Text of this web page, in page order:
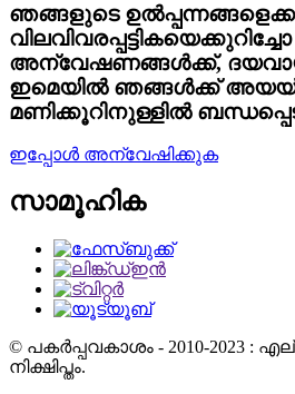
ഞങ്ങളുടെ
അന്വേഷണങ്ങൾക്ക്,
ഇമെയിൽ ഞങ്ങൾക്ക്
മണിക്കൂറിനുള്ളിൽ
ഇപ്പോൾ അന്വേഷിക്കുക
സാമൂഹിക
© പകർപ്പവകാശം - 2010-2023 :
നിക്ഷിപ്തം.